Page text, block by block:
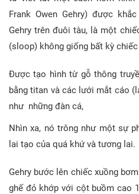
Frank Owen Gehry) được
Gehry trên đuôi tàu, là một
(sloop) không giống bất kỳ
Được tạo hình từ gỗ thông
bằng titan và các lưới mắt cáo
như những đàn cá,
Nhìn xa, nó trông như một sự
lai tạo của quá khứ và tương lai.
Gehry bước lên chiếc xuồng
ghế đỏ khớp với cột buồm cao